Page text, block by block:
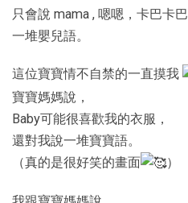
只會說 mama , 嗯嗯，卡巴卡巴
一堆嬰兒語。
這位寶寶情不自禁的一直摸我
寶寶媽媽說，
Baby可能很喜歡我的衣服，
還對我說一堆寶寶語。
（真的是很好笑的畫面
）